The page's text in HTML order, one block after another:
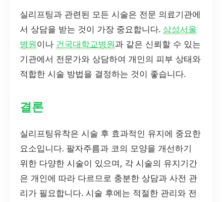
실리프팅과 관련된 모든 시술은 전문 의료기관에
서 상담을 받는 것이 가장 중요합니다. 삼성서울
병원이나 건국대학교병원과 같은 신뢰할 수 있는
기관에서 전문가와 상담하여 개인의 피부 상태와
적합한 시술 방법을 결정하는 것이 좋습니다.
결론
실리프팅유착은 시술 후 효과적인 유지에 중요한
요소입니다. 팔자주름과 코의 모양을 개선하기
위한 다양한 시술이 있으며, 각 시술의 유지기간
은 개인에 따라 다르므로 충분한 상담과 사전 관
리가 필요합니다. 시술 후에는 적절한 관리와 전